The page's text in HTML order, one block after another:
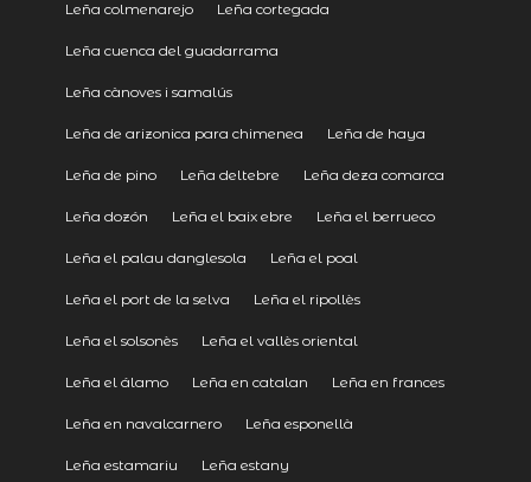
Leña colmenarejo Leña cortegada
Leña cuenca del guadarrama
Leña cànoves i samalús
Leña de arizonica para chimenea Leña de haya
Leña de pino Leña deltebre Leña deza comarca
Leña dozón Leña el baix ebre Leña el berrueco
Leña el palau danglesola Leña el poal
Leña el port de la selva Leña el ripollès
Leña el solsonès Leña el vallès oriental
Leña el álamo Leña en catalan Leña en frances
Leña en navalcarnero Leña esponellà
Leña estamariu Leña estany